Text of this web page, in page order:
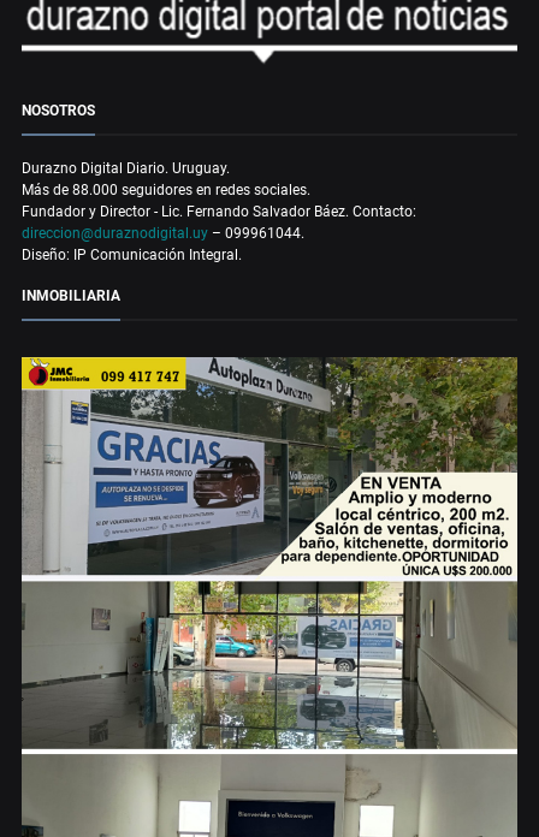
NOSOTROS
Durazno Digital Diario. Uruguay.
Más de 88.000 seguidores en redes sociales.
Fundador y Director - Lic. Fernando Salvador Báez. Contacto:
direccion@duraznodigital.uy – 099961044.
Diseño: IP Comunicación Integral.
INMOBILIARIA